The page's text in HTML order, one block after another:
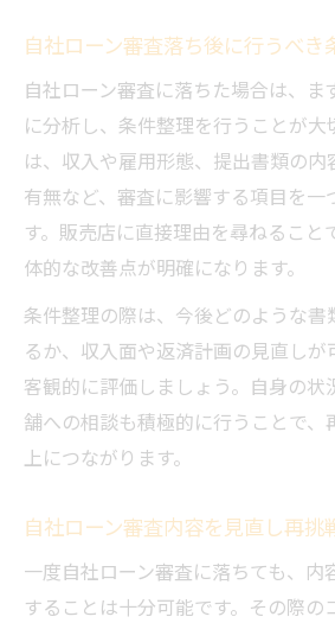
自社ローン審査落ち後に行うべき
自社ローン審査に落ちた場合は、ま
に分析し、条件整理を行うことが大
は、収入や雇用形態、提出書類の
有無など、審査に影響する項目を一
す。販売店に直接理由を尋ねること
体的な改善点が明確になります。
条件整理の際は、今後どのような書
るか、収入面や返済計画の見直しが
客観的に評価しましょう。自身の状
舗への相談も積極的に行うことで、
上につながります。
自社ローン審査内容を見直し再挑
一度自社ローン審査に落ちても、内
することは十分可能です。その際の